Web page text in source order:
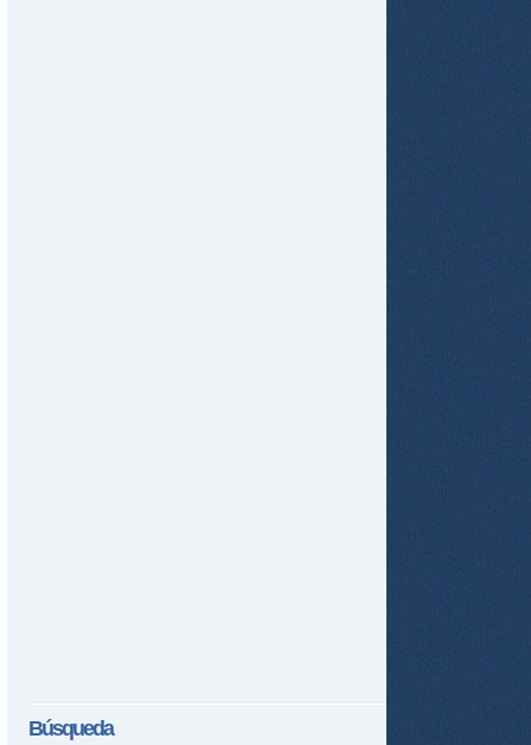
Búsqueda